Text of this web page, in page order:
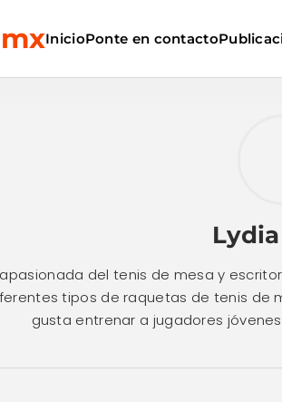
InicioPonte en contacto
del tenis de mesa y
tipos de raquetas de tenis de
gusta entrenar a jugadores